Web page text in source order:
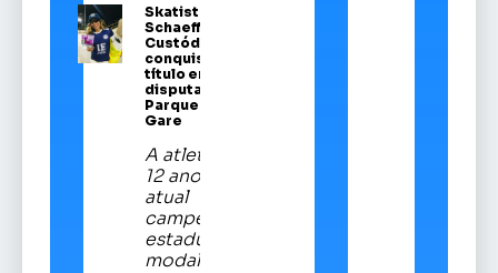
Skatista Alice
Schaeffer
Custódio
conquista
título em
disputa no
Parque da
Gare
A atleta de
12 anos é a
atual
campeã
estadual da
modalidade